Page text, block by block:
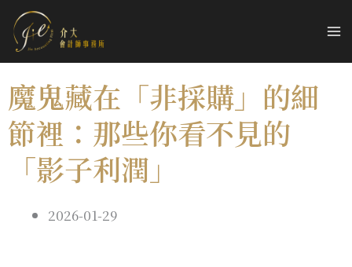
魔鬼藏在「非採購」的細
節裡：那些你看不見的
「影子利潤」
2026-01-29